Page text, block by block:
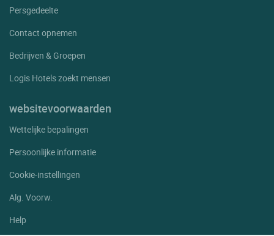
Persgedeelte
Contact opnemen
Bedrijven & Groepen
Logis Hotels zoekt mensen
websitevoorwaarden
Wettelijke bepalingen
Persoonlijke informatie
Cookie-instellingen
Alg. Voorw.
Help